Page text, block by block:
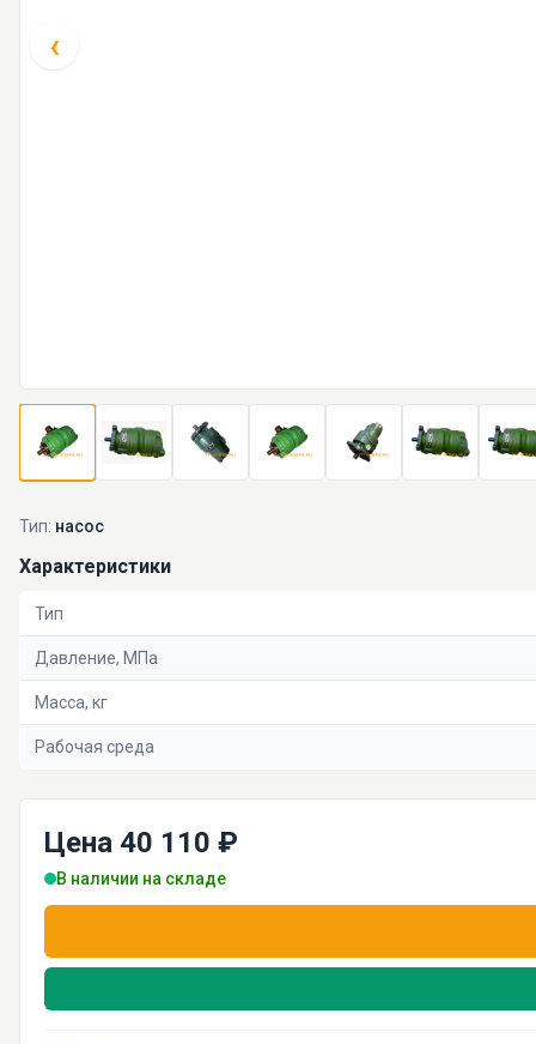
‹
Тип: насос
Характеристики
Тип
Давление, МПа
Масса, кг
Рабочая среда
Цена 40 110 ₽
В наличии на складе